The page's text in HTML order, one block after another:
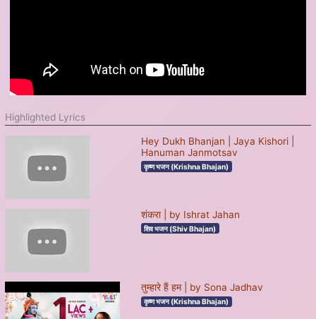
Highlighted Lyrics
Hey Dukh Bhanjan | Jaya Kishori |
Hanuman Janmotsav
कृष्ण भजन (Krishna Bhajan)
शंकरा | by Ishrat Jahan
शिव भजन (Shiv Bhajan)
तुम्हारे हैं हम | by Sona Jadhav
कृष्ण भजन (Krishna Bhajan)